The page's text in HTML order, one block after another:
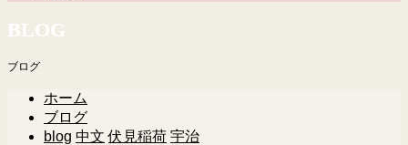
BLOG
ブログ
ホーム
ブログ
blog 中文 伏見稲荷 宇治